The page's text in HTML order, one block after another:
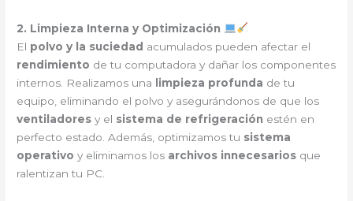
2. Limpieza Interna y Optimización
El polvo y la suciedad acumulados pueden afectar el
rendimiento de tu computadora y dañar los componentes
internos. Realizamos una limpieza profunda de tu
equipo, eliminando el polvo y asegurándonos de que los
ventiladores y el sistema de refrigeración estén en
perfecto estado. Además, optimizamos tu sistema
operativo y eliminamos los archivos innecesarios que
ralentizan tu PC.